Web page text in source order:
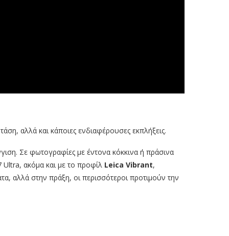
αλλά και κάποιες ενδιαφέρουσες εκπλήξεις.
Σε φωτογραφίες με έντονα κόκκινα ή πράσινα
Ultra, ακόμα και με το προφίλ Leica Vibrant,
αλλά στην πράξη, οι περισσότεροι προτιμούν την